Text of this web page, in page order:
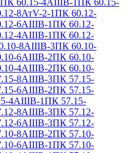
ПК 60.15-4АIIIВ-1ПК 60.15-
8АтV-2-1ПК 60.12-
6АIIIВ-1ПК 60.12-
4АIIIВ-1ПК 60.12-
8АIIIВ-3ПК 60.10-
6АIIIВ-2ПК 60.10-
4АIIIВ-2ПК 60.10-
8АIIIВ-3ПК 57.15-
6АIIIВ-2ПК 57.15-
4АIIIВ-1ПК 57.15-
8АIIIВ-3ПК 57.12-
6АIIIВ-3ПК 57.12-
8АIIIВ-2ПК 57.10-
6АIIIВ-1ПК 57.10-